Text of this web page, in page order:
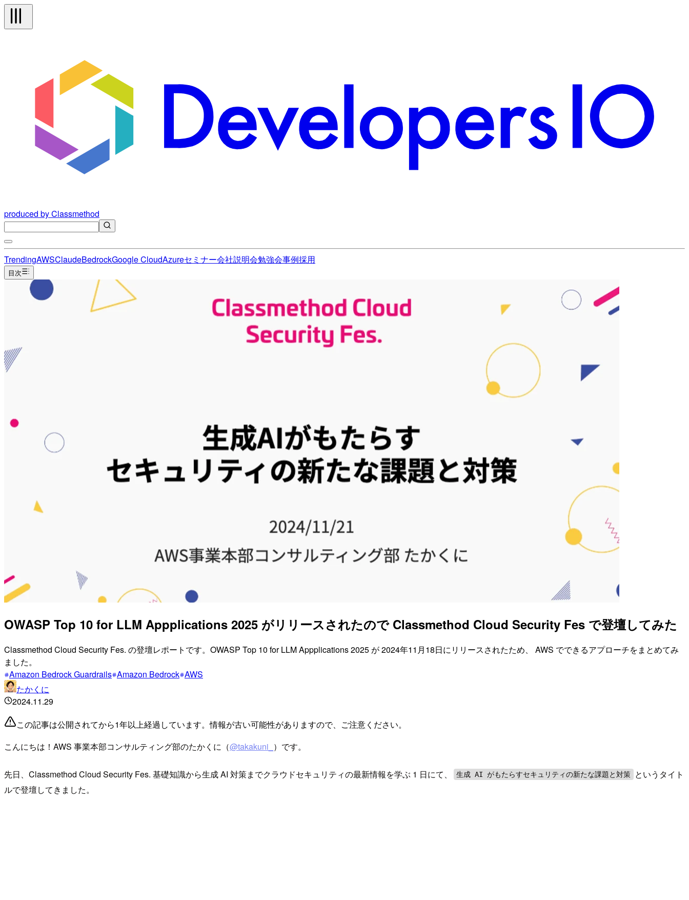
produced by Classmethod
TrendingAWSClaudeBedrockGoogle CloudAzureセミナー会社説明会勉強会事例採用
目次
OWASP Top 10 for LLM Appplications 2025 がリリースされたので Classmethod Cloud Security Fes で登壇してみた
Classmethod Cloud Security Fes. の登壇レポートです。OWASP Top 10 for LLM Appplications 2025 が 2024年11月18日にリリースされたため、 AWS でできるアプローチをまとめてみ
ました。
Amazon Bedrock Guardrails Amazon Bedrock AWS
たかくに
2024.11.29
この記事は公開されてから1年以上経過しています。情報が古い可能性がありますので、ご注意ください。
こんにちは！AWS 事業本部コンサルティング部のたかくに（@takakuni_ ）です。
先日、Classmethod Cloud Security Fes. 基礎知識から生成 AI 対策までクラウドセキュリティの最新情報を学ぶ 1 日にて、 生成 AI がもたらすセキュリティの新たな課題と対策
というタイト
ルで登壇してきました。